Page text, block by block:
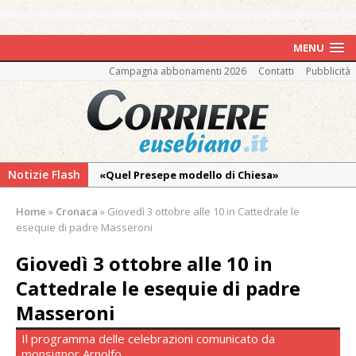
MENU
Campagna abbonamenti 2026 Contatti Pubblicità
Notizie Flash
«Quel Presepe modello di Chiesa»
Ringraziamento: convegno, messa e
Nuovo fronte delle fiamme: vasto incendio
alle pendici del Monte Barone
Centinaia di vercellesi a Oropa per il
pellegrinaggio diocesano
Intervento dei vigili del fuoco per un
Home » Cronaca » Giovedì 3 ottobre alle 10 in Cattedrale le
esequie di padre Masseroni
Giovedì 3 ottobre alle 10 in
Cattedrale le esequie di padre
Masseroni
Il programma delle celebrazioni comunicato da